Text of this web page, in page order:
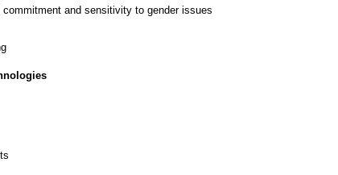
and sensitivity to gender issues